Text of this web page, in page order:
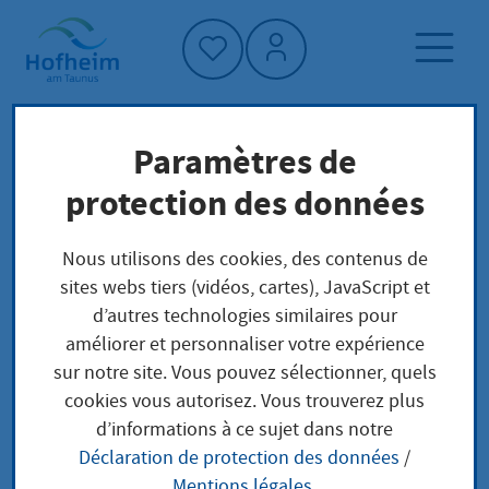
Accueil"
Page d'accueil
Trouver un service
Préoccupations locales
Landschaftsschutz
Leistungsbeschreibung
Der Landschaftsschutz umfasst alle Maßnahmen
Paramètres de
protection des données
Nous utilisons des cookies, des contenus de
sites webs tiers (vidéos, cartes), JavaScript et
d’autres technologies similaires pour
améliorer et personnaliser votre expérience
sur notre site. Vous pouvez sélectionner, quels
cookies vous autorisez. Vous trouverez plus
d’informations à ce sujet dans notre
Déclaration de protection des données /